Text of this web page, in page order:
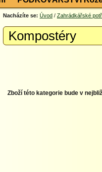
Nacházíte se: Úvod / Zahrádkářské
Kompostéry
Zboží této kategorie bude v